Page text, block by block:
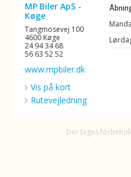
MP Biler ApS -
Køge
Tangmosevej 100
4600 Køge
24 94 34 68
56 63 52 52
www.mpbiler.dk
Vis på kort
Rutevejledning
Der tages